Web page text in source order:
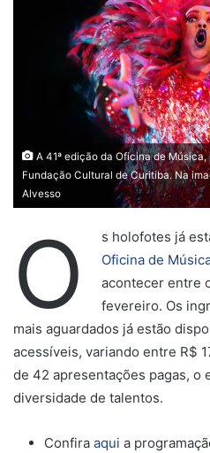
A 41ª edição da Oficina de
Fundação Cultural de Curitiba. Na
Alvesso
O s holofotes já
Oficina de
acontecer entre
fevereiro. Os
mais aguardados já estão
acessíveis, variando entre R$
de 42 apresentações pagas, o
diversidade de talentos.
Confira aqui a